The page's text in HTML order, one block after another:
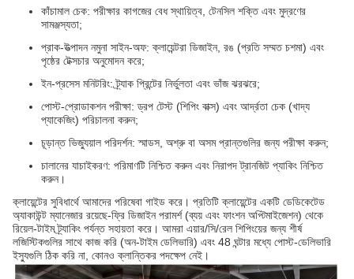
কাঁচামাল চেক: পরীক্ষার কাগজের বেধ স্থায়িত্ব, টেনসিল শক্তি এবং মুদ্রণের
সামঞ্জস্যতা;
প্রাক-উত্পাদন নমুনা সাইন-অফ: ক্লায়েন্টরা ডিজাইন, রঙ (প্রতি সম্মত চশমা) এবং
পৃষ্ঠের টেক্সচার অনুমোদন করে;
ইন-প্রসেস মনিটরিং: ট্র্যাক প্রিন্টের নির্ভুলতা এবং ভাঁজ ঝরঝরে;
পোস্ট-প্রোডাকশন পরীক্ষা: ড্রপ টেস্ট (শিপিং বাক্স) এবং আর্দ্রতা চেক (খাদ্য
প্যাকেজিং) পরিচালনা করুন;
চূড়ান্ত ভিজ্যুয়াল পরিদর্শন: স্মাডস, অশ্রু বা অসম প্রান্তগুলির জন্য পরীক্ষা করুন;
চালানের যাচাইকরণ: পরিমাণটি নিশ্চিত করুন এবং নিরাপদ ট্রানজিট প্যাকিং নিশ্চিত
করুন।
ক্লায়েন্টের সুবিধার্থে আমাদের পরিষেবা গাইড করে। প্রতিটি ক্লায়েন্টের একটি ডেডিকেটেড
অ্যাকাউন্ট ম্যানেজার রয়েছে-ফ্রি ডিজাইন পরামর্শ (ব্যয় এবং ফাংশন অপ্টিমাইজেশন) থেকে
রিয়েল-টাইম ট্র্যাকিং পর্যন্ত সহায়তা করে। আমরা এয়ার/সি/রেল শিপিংয়ের জন্য শীর্ষ
লজিস্টিকগুলির সাথে কাজ করি (অন-টাইম ডেলিভারি) এবং 48 ঘন্টার মধ্যে পোস্ট-ডেলিভারি
ইস্যুগুলি ঠিক করি না, কোনও ক্লান্তিকর পদক্ষেপ নেই।